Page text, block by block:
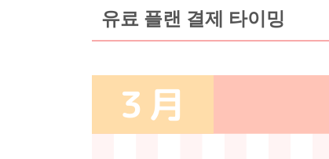
유료 플랜 결제 타이밍